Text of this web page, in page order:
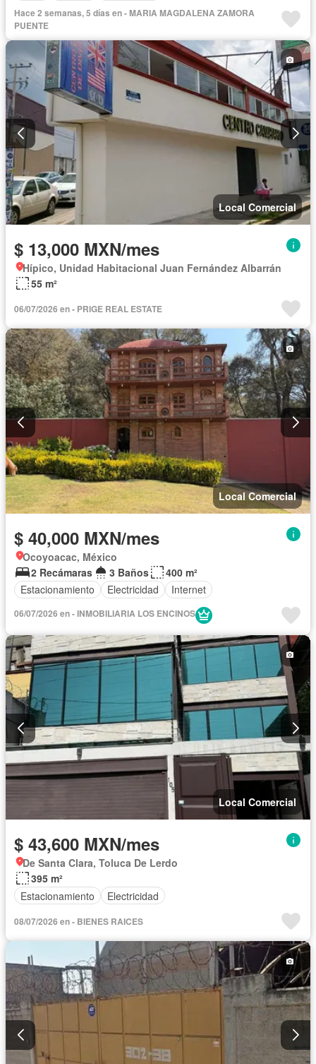
Hace 2 semanas, 5 días en - MARIA MAGDALENA ZAMORA
PUENTE
Local Comercial
$ 13,000 MXN/mes
Hípico, Unidad Habitacional Juan Fernández Albarrán
55 m²
06/07/2026 en - PRIGE REAL ESTATE
Local Comercial
$ 40,000 MXN/mes
Ocoyoacac, México
2 Recámaras
3 Baños
400 m²
Estacionamiento
Electricidad Internet
06/07/2026 en - INMOBILIARIA LOS ENCINOS
Local Comercial
$ 43,600 MXN/mes
De Santa Clara, Toluca De Lerdo
395 m²
Estacionamiento
Electricidad
08/07/2026 en - BIENES RAICES